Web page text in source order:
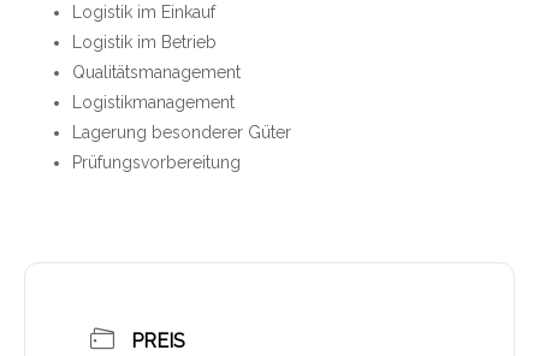
Logistik im Einkauf
Logistik im Betrieb
Qualitätsmanagement
Logistikmanagement
Lagerung besonderer Güter
Prüfungsvorbereitung
PREIS